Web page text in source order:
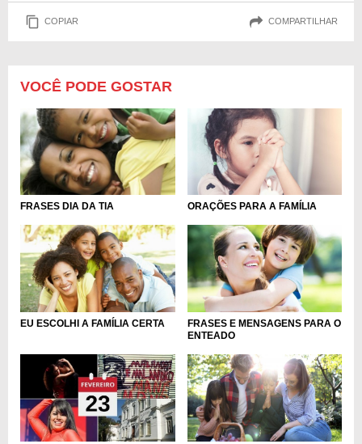
COPIAR COMPARTILHAR
VOCÊ PODE GOSTAR
FRASES DIA DA TIA ORAÇÕES PARA A FAMÍLIA
EU ESCOLHI A FAMÍLIA CERTA
FRASES E MENSAGENS PARA O
ENTEADO